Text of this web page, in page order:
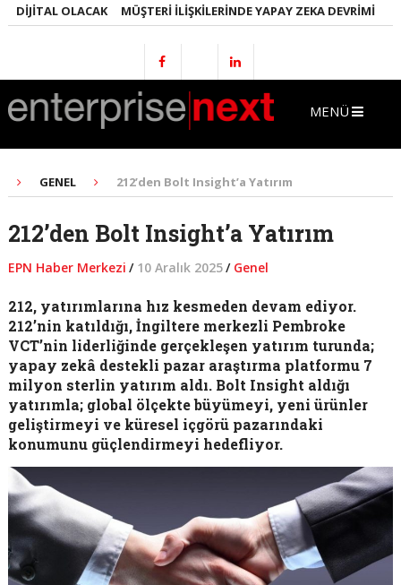
OLACAK MÜŞTERI İLIŞKILERINDE YAPAY ZEKA DEVRIMI
MENÜ
GENEL 212’den Bolt Insight’a Yatırım
212’den Bolt Insight’a Yatırım
EPN Haber Merkezi / 10 Aralık 2025/ Genel
212, yatırımlarına hız kesmeden devam ediyor.
212’nin katıldığı, İngiltere merkezli Pembroke
VCT’nin liderliğinde gerçekleşen yatırım turunda;
yapay zekâ destekli pazar araştırma platformu 7
milyon sterlin yatırım aldı. Bolt Insight aldığı
yatırımla; global ölçekte büyümeyi, yeni ürünler
geliştirmeyi ve küresel içgörü pazarındaki
konumunu güçlendirmeyi hedefliyor.